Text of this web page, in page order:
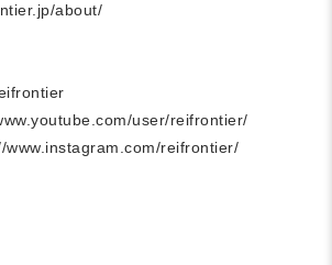
about/
user/reifrontier/
www.instagram.com/reifrontier/